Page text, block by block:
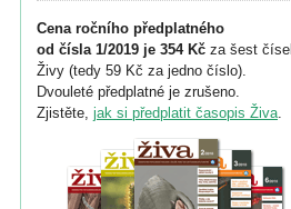
Cena ročního předplatného
od čísla 1/2019 je 354 Kč za šest čísel
Živy (tedy 59 Kč za jedno číslo).
Dvouleté předplatné je zrušeno.
Zjistěte, jak si předplatit časopis Živa.